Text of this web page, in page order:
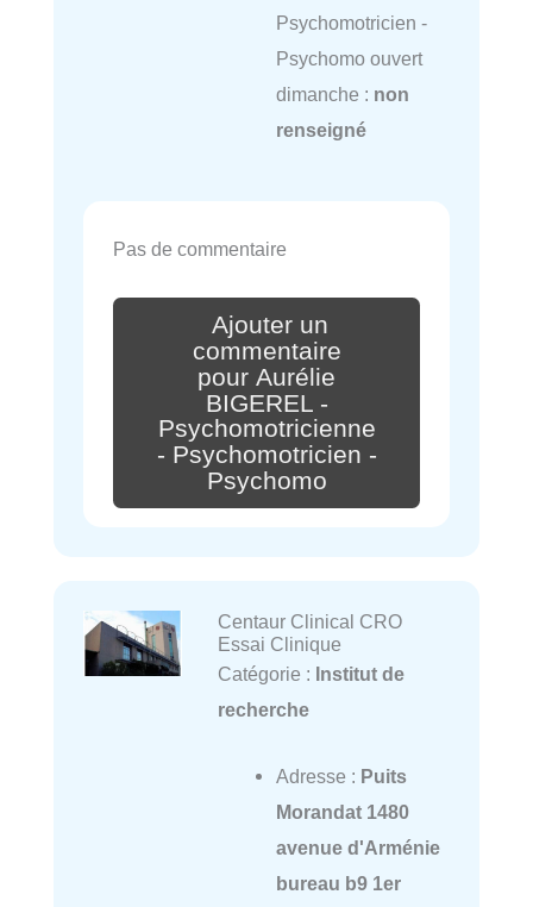
Psychomotricien -
Psychomo ouvert
dimanche : non
renseigné
Pas de commentaire
Ajouter un
commentaire
pour Aurélie
BIGEREL -
Psychomotricienne
- Psychomotricien -
Psychomo
Centaur Clinical CRO
Essai Clinique
Catégorie : Institut de
recherche
Adresse : Puits
Morandat 1480
avenue d'Arménie
bureau b9 1er